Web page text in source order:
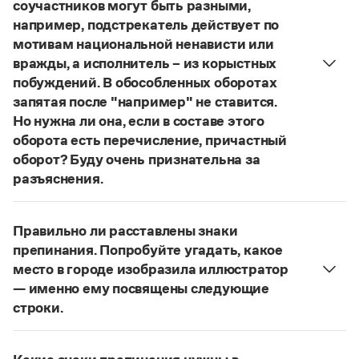
Словари русского языка как государственного
Справочники
Правила русской орфографии и пунктуации
Русский язык. Краткий теоретический курс
для школьников
Письмовник
Справочник по пунктуации
Словарь-справочник трудностей
Справочник по фразеологии
Словарь-справочник непростые слова
Все справочники портала
Журнал
Управление в русском языке
Словарь русских имён
Словарь методических терминов
Правила русской орфографии и пунктуации
(1956)
соучастников могут быть разными,
например, подстрекатель действует по
мотивам национальной ненависти или
вражды, а исполнитель – из корыстных
побуждений. В обособленных оборотах
запятая после "например" не ставится.
Но нужна ли она, если в составе этого
оборота есть перечисление, причастный
оборот? Буду очень признательна за
разъяснения.
В § 94«Правил русской орфографии и пунктуации»
слова и сочетания слов, стоящие на границе
частей сложного предложения и относящиеся к
следующему за ними предложению,
не отделяются от него запятой:Послышался
резкий стук, должно быть сорвалась ставня
По этому правилу запятая посленапример
не нужна:Мотивы совершения преступления у
Правильно ли расставлены знаки
препинания. Попробуйте угадать, какое
место в городе изобразила иллюстратор
— именно ему посвящены следующие
строки.
Нужно закрыть запятой придаточную часть: